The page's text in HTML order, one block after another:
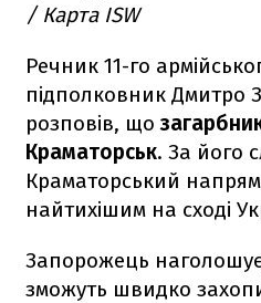
/ Карта ISW
Речник 11-го
підполковник Дмитро
розповів, що
Краматорськ. За його
Краматорський
найтихішим на сході
Запорожець
зможуть швидко